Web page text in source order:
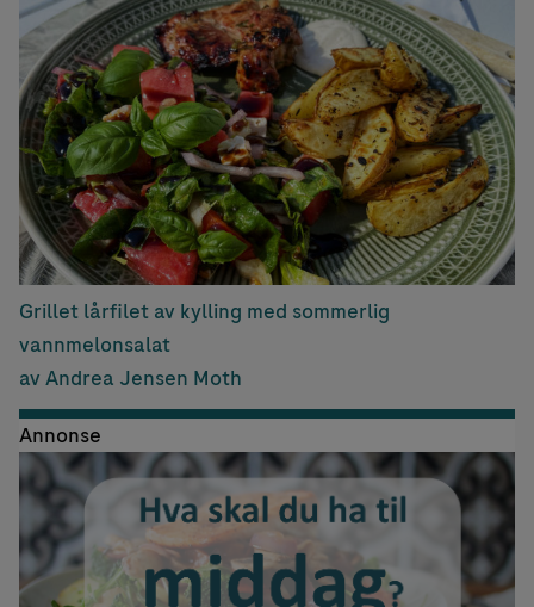
Grillet lårfilet av kylling med sommerlig
vannmelonsalat
av Andrea Jensen Moth
Annonse